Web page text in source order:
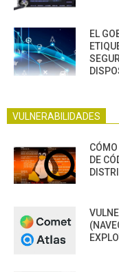
EL
VULNERABILIDADES
DE